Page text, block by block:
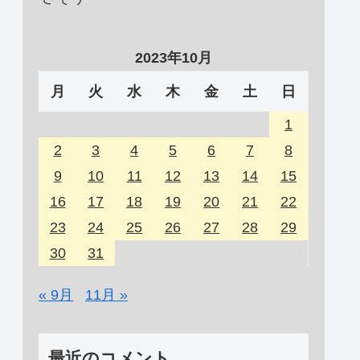
2023年10月
月 火 水 木 金 土 日
1
2
3 4 5 6 7
8
9
10 11 12 13 14
15
16
17 18 19 20 21
22
23
24 25 26 27 28
29
30
31
« 9月 11月 »